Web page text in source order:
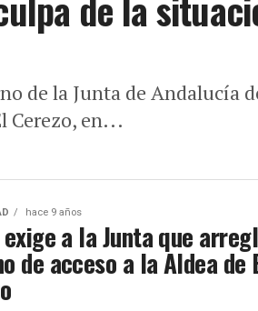
de la Junta de Andalucía
Cerezo, en...
hace 9 años
a la Junta que
de acceso a la Aldea de